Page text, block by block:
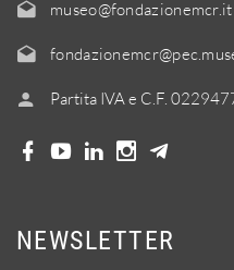
museo@fondazionemcr.it
Partita IVA e C.F.
NEWSLETTER